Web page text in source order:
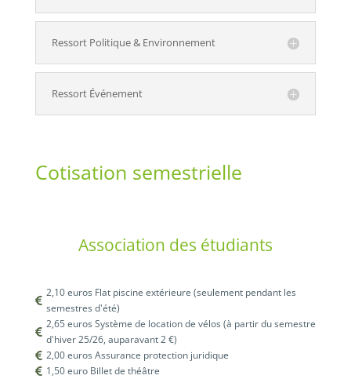
Ressort Politique & Environnement
Ressort Événement
Cotisation semestrielle
Association des étudiants

2,10 euros Flat piscine extérieure (seulement pendant les
semestres d'été)

2,65 euros Système de location de vélos (à partir du semestre
d'hiver 25/26, auparavant 2 €)
 2,00 euros Assurance protection juridique
 1,50 euro Billet de théâtre